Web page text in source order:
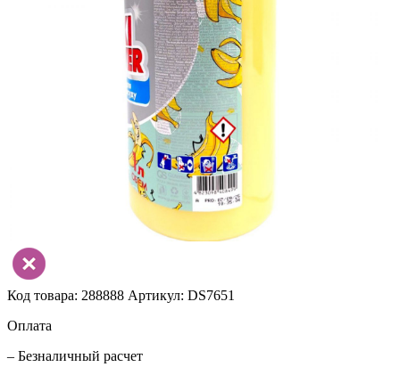
Код товара: 288888 Артикул: DS7651
Оплата
– Безналичный расчет